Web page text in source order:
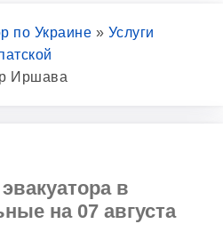
по Украине » Услуги
Иршава
в
на 07 августа